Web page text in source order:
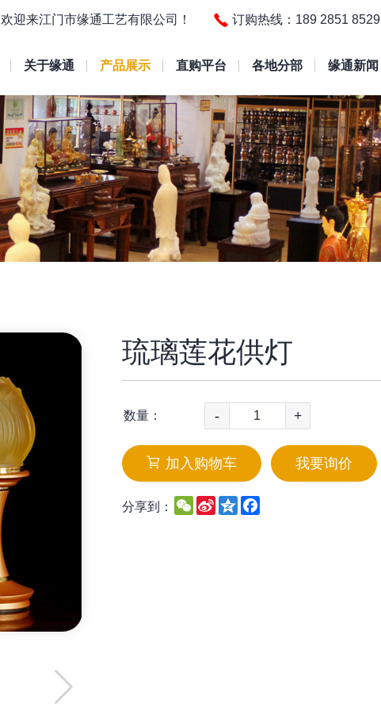
关于缘通 产品展示 直购平台 各地分部 缘通新闻
欢迎来江门市缘通工艺有限公司！ 订购热线：189 2851 8529
琉璃莲花供灯
数量： - +
加入购物车 我要询价
分享到： WeChat
Sina
Weibo
QzoneFacebook